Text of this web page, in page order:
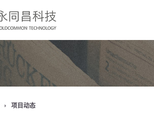
项目动态